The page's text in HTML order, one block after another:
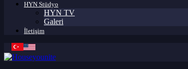
HYN Stüdyo
HYN TV
Galeri
İletişim